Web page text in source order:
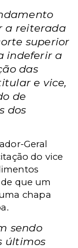
a reiterada
superior
indeferir a
das
e vice,
de
dos
Geral
do vice
que um
chapa
sendo
últimos